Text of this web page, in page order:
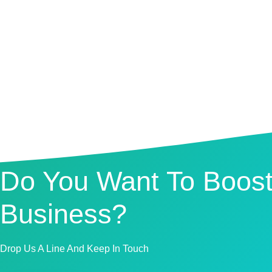
Do You Want To
Business?
Drop Us A Line And Keep In Touch